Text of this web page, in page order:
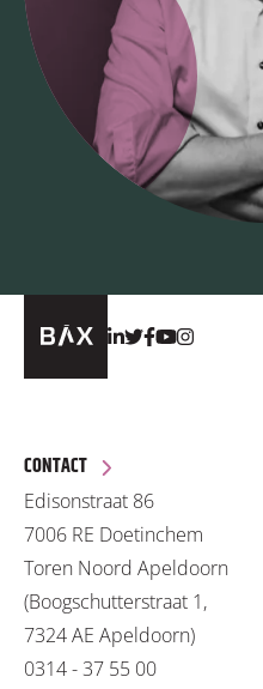
CONTACT
Edisonstraat 86
7006 RE Doetinchem
Toren Noord Apeldoorn
(Boogschutterstraat 1,
7324 AE Apeldoorn)
0314 - 37 55 00